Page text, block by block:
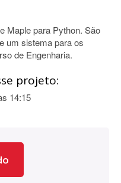
Maple para Python. São
um sistema para os
de Engenharia.
projeto:
14:15